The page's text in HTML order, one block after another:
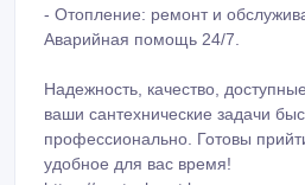
- Отопление: ремонт и
Аварийная помощь 24/7.
Надежность, качество,
ваши сантехнические задачи
профессионально. Готовы
удобное для вас время!